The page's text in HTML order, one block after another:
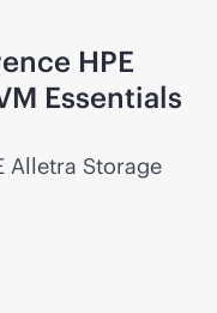
HPE
Essentials
Alletra Storage